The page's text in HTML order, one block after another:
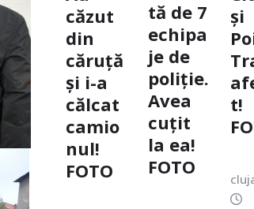
căzut
din
căruță
și i-a
călcat
camio
nul!
FOTO
tă de 7
echipa
je de
poliție.
Avea
cuțit
la ea!
FOTO
și
t!